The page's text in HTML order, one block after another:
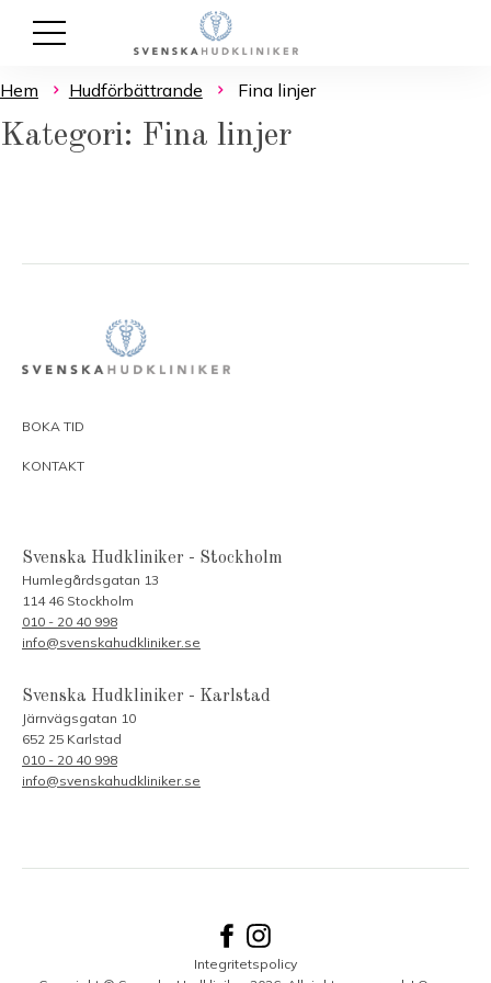
Hem Hudförbättrande Fina linjer
Kategori: Fina linjer
BOKA TID
KONTAKT
Svenska Hudkliniker - Stockholm
Humlegårdsgatan 13
114 46 Stockholm
010 - 20 40 998
info@svenskahudkliniker.se
Svenska Hudkliniker - Karlstad
Järnvägsgatan 10
652 25 Karlstad
010 - 20 40 998
info@svenskahudkliniker.se
Integritetspolicy